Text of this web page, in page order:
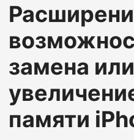
замена или
памяти